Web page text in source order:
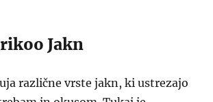
Jakn
različne vrste jakn, ki ustrezajo